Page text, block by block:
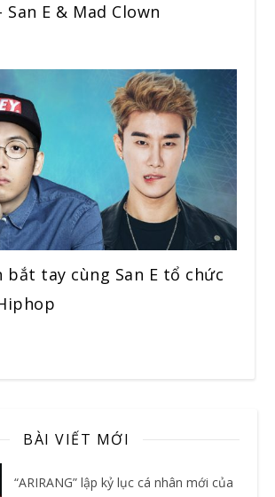
E & Mad Clown
bắt tay cùng San E tổ chức
BÀI VIẾT MỚI
“ARIRANG” lập kỷ lục cá nhân mới của